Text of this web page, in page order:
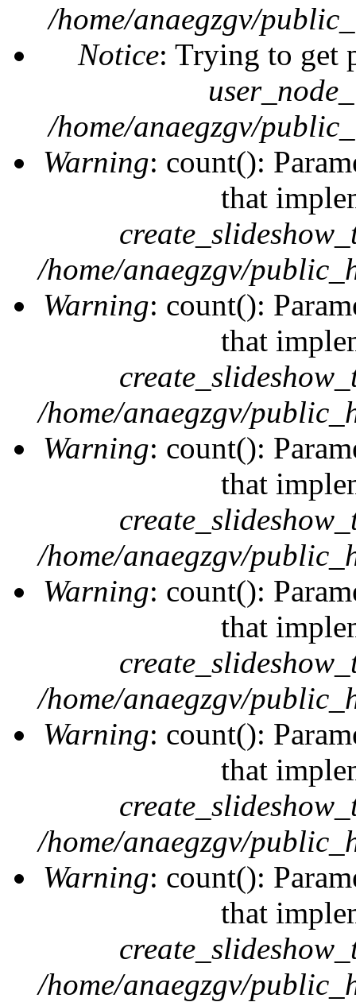
/home/anaegzgv/
Notice: Trying to get
/home/anaegzgv/
Warning: count():
that
/home/anaegzgv/
Warning: count():
that
/home/anaegzgv/
Warning: count():
that
/home/anaegzgv/
Warning: count():
that
/home/anaegzgv/
Warning: count():
that
/home/anaegzgv/
Warning: count():
that
/home/anaegzgv/